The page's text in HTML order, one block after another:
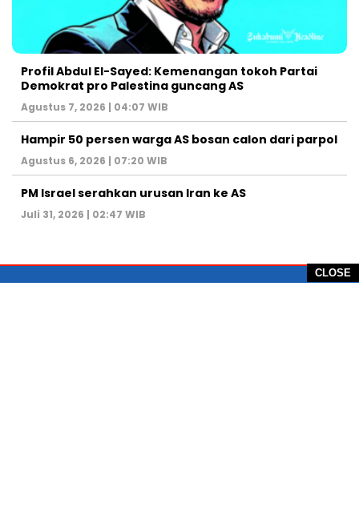
CLOSE
Profil Abdul El-Sayed: Kemenangan tokoh Partai
Demokrat pro Palestina guncang AS
Agustus 7, 2026 | 04:07 WIB
Hampir 50 persen warga AS bosan calon dari parpol
Agustus 6, 2026 | 07:20 WIB
PM Israel serahkan urusan Iran ke AS
Juli 31, 2026 | 02:47 WIB